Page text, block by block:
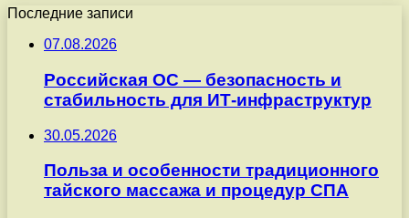
Последние записи
07.08.2026
Российская ОС — безопасность и
стабильность для ИТ-инфраструктур
30.05.2026
Польза и особенности традиционного
тайского массажа и процедур СПА